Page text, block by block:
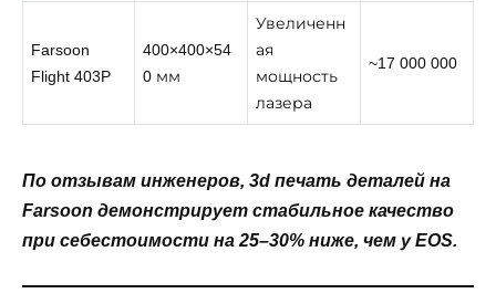
Farsoon
Flight 403P
400×400×54
0 мм
Увеличенн
ая
мощность
лазера
~17 000 000
По отзывам инженеров, 3d печать деталей на
Farsoon демонстрирует стабильное качество
при себестоимости на 25–30% ниже, чем у EOS.